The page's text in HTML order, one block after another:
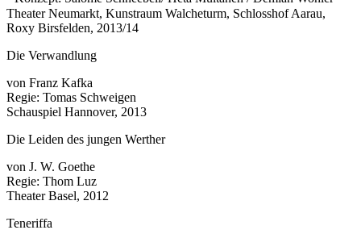
Theater Neumarkt, Kunstraum Walcheturm, Schlosshof Aarau,
Roxy Birsfelden, 2013/14
Die Verwandlung
von Franz Kafka
Regie: Tomas Schweigen
Schauspiel Hannover, 2013
Die Leiden des jungen Werther
von J. W. Goethe
Regie: Thom Luz
Theater Basel, 2012
Teneriffa